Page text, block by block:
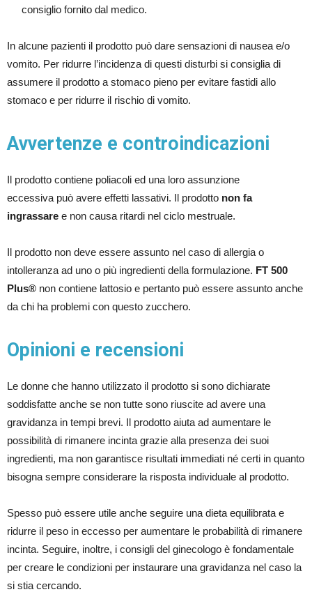
consiglio fornito dal medico.
In alcune pazienti il prodotto può dare sensazioni di nausea e/o
vomito. Per ridurre l’incidenza di questi disturbi si consiglia di
assumere il prodotto a stomaco pieno per evitare fastidi allo
stomaco e per ridurre il rischio di vomito.
Avvertenze e controindicazioni
Il prodotto contiene poliacoli ed una loro assunzione
eccessiva può avere effetti lassativi. Il prodotto non fa
ingrassare e non causa ritardi nel ciclo mestruale.
Il prodotto non deve essere assunto nel caso di allergia o
intolleranza ad uno o più ingredienti della formulazione. FT 500
Plus® non contiene lattosio e pertanto può essere assunto anche
da chi ha problemi con questo zucchero.
Opinioni e recensioni
Le donne che hanno utilizzato il prodotto si sono dichiarate
soddisfatte anche se non tutte sono riuscite ad avere una
gravidanza in tempi brevi. Il prodotto aiuta ad aumentare le
possibilità di rimanere incinta grazie alla presenza dei suoi
ingredienti, ma non garantisce risultati immediati né certi in quanto
bisogna sempre considerare la risposta individuale al prodotto.
Spesso può essere utile anche seguire una dieta equilibrata e
ridurre il peso in eccesso per aumentare le probabilità di rimanere
incinta. Seguire, inoltre, i consigli del ginecologo è fondamentale
per creare le condizioni per instaurare una gravidanza nel caso la
si stia cercando.